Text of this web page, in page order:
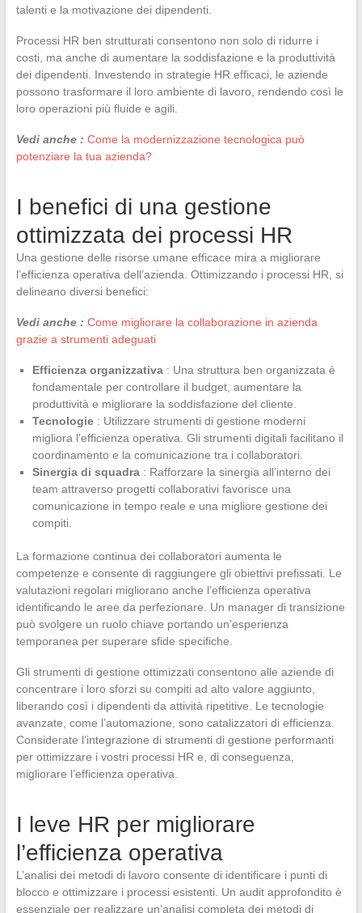
talenti e la motivazione dei dipendenti.
Processi HR ben strutturati consentono non solo di ridurre i
costi, ma anche di aumentare la soddisfazione e la produttività
dei dipendenti. Investendo in strategie HR efficaci, le aziende
possono trasformare il loro ambiente di lavoro, rendendo così le
loro operazioni più fluide e agili.
Vedi anche : Come la modernizzazione tecnologica può
potenziare la tua azienda?
I benefici di una gestione
ottimizzata dei processi HR
Una gestione delle risorse umane efficace mira a migliorare
l’efficienza operativa dell’azienda. Ottimizzando i processi HR, si
delineano diversi benefici:
Vedi anche : Come migliorare la collaborazione in azienda
grazie a strumenti adeguati
Efficienza organizzativa: Una struttura ben organizzata è
fondamentale per controllare il budget, aumentare la
produttività e migliorare la soddisfazione del cliente.
Tecnologie: Utilizzare strumenti di gestione moderni
migliora l’efficienza operativa. Gli strumenti digitali facilitano il
coordinamento e la comunicazione tra i collaboratori.
Sinergia di squadra: Rafforzare la sinergia all’interno dei
team attraverso progetti collaborativi favorisce una
comunicazione in tempo reale e una migliore gestione dei
compiti.
La formazione continua dei collaboratori aumenta le
competenze e consente di raggiungere gli obiettivi prefissati. Le
valutazioni regolari migliorano anche l’efficienza operativa
identificando le aree da perfezionare. Un manager di transizione
può svolgere un ruolo chiave portando un’esperienza
temporanea per superare sfide specifiche.
Gli strumenti di gestione ottimizzati consentono alle aziende di
concentrare i loro sforzi su compiti ad alto valore aggiunto,
liberando così i dipendenti da attività ripetitive. Le tecnologie
avanzate, come l’automazione, sono catalizzatori di efficienza.
Considerate l’integrazione di strumenti di gestione performanti
per ottimizzare i vostri processi HR e, di conseguenza,
migliorare l’efficienza operativa.
I leve HR per migliorare
l’efficienza operativa
L’analisi dei metodi di lavoro consente di identificare i punti di
blocco e ottimizzare i processi esistenti. Un audit approfondito è
essenziale per realizzare un’analisi completa dei metodi di